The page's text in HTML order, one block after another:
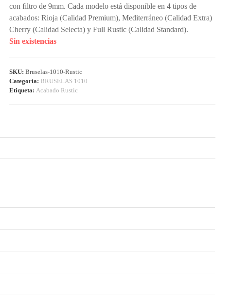
con filtro de 9mm. Cada modelo está disponible en 4 tipos de
acabados: Rioja (Calidad Premium), Mediterráneo (Calidad Extra)
Cherry (Calidad Selecta) y Full Rustic (Calidad Standard).
Sin existencias
SKU:Bruselas-1010-Rustic
Categoría: BRUSELAS 1010
Etiqueta:Acabado Rustic